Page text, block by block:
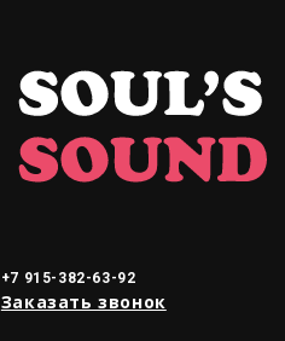
+7 915-382-63-92
Заказать звонок